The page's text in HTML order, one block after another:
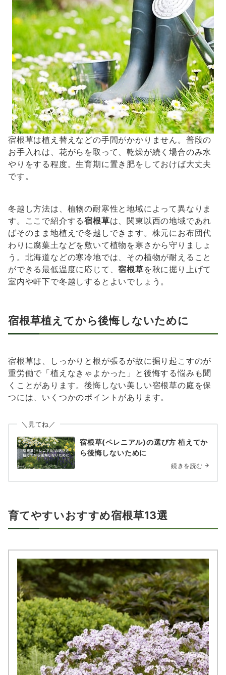
宿根草は植え替えなどの手間がかかりません。普段の
お手入れは、花がらを取って、乾燥が続く場合のみ水
やりをする程度。生育期に置き肥をしておけば大丈夫
です。
冬越し方法は、植物の耐寒性と地域によって異なりま
す。ここで紹介する宿根草は、関東以西の地域であれ
ばそのまま地植えで冬越しできます。株元にお布団代
わりに腐葉土などを敷いて植物を寒さから守りましょ
う。北海道などの寒冷地では、その植物が耐えること
ができる最低温度に応じて、宿根草を秋に掘り上げて
室内や軒下で冬越しするとよいでしょう。
宿根草植えてから後悔しないために
宿根草は、しっかりと根が張るが故に掘り起こすのが
重労働で「植えなきゃよかった」と後悔する悩みも聞
くことがあります。後悔しない美しい宿根草の庭を保
つには、いくつかのポイントがあります。
＼見てね／
宿根草(ペレニアル)の選び方 植えてか
ら後悔しないために
続きを読む
育てやすいおすすめ宿根草13選